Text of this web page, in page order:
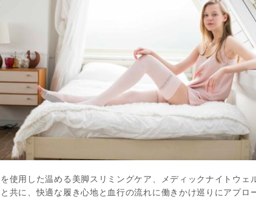
使用した温める美脚スリミングケア、メディックナイトウェ
共に、快適な履き心地と血行の流れに働きかけ巡りにアプロ